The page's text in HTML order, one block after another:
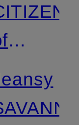
Z
certyfikatem